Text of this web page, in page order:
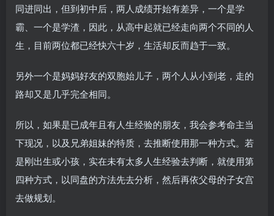
同进同出，但到初中后，两人成绩开始有差异，一个是学
霸、一个是学渣，因此，从高中起就已经走向两个不同的人
生，目前两位都已经快六十岁，生活却反而趋于一致。
另外一个是妈妈好友的双胞始儿子，两个人从小到老，走的
路却又是几乎完全相同。
所以，如果是已成年且有人生经验的朋友，我会参考命主当
下现况，以及兄弟姐妹的特质，去推断使用那一种方式。若
是刚出生或小孩，实在未有太多人生经验去判断，就使用第
四种方式，以同盘的方法先去分析，然后再依父母的子女宫
去做规划。